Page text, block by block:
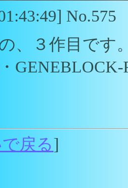
No.575
、３作目です
GENEBLOCK-
戻る]